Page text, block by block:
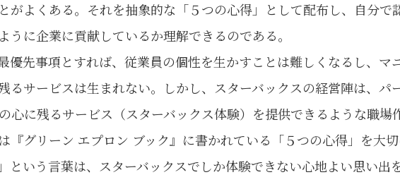
がよくある。それを抽象的な「５つの心得」として配布し、自分で
うに企業に貢献しているか理解できるのである。
優先事項とすれば、従業員の個性を生かすことは難しくなるし、マ
るサービスは生まれない。しかし、スターバックスの経営陣は、パ
心に残るサービス（スターバックス体験）を提供できるような職場
『グリーン エプロン ブック』に書かれている「５つの心得」を大切
という言葉は、スターバックスでしか体験できない心地よい思い出